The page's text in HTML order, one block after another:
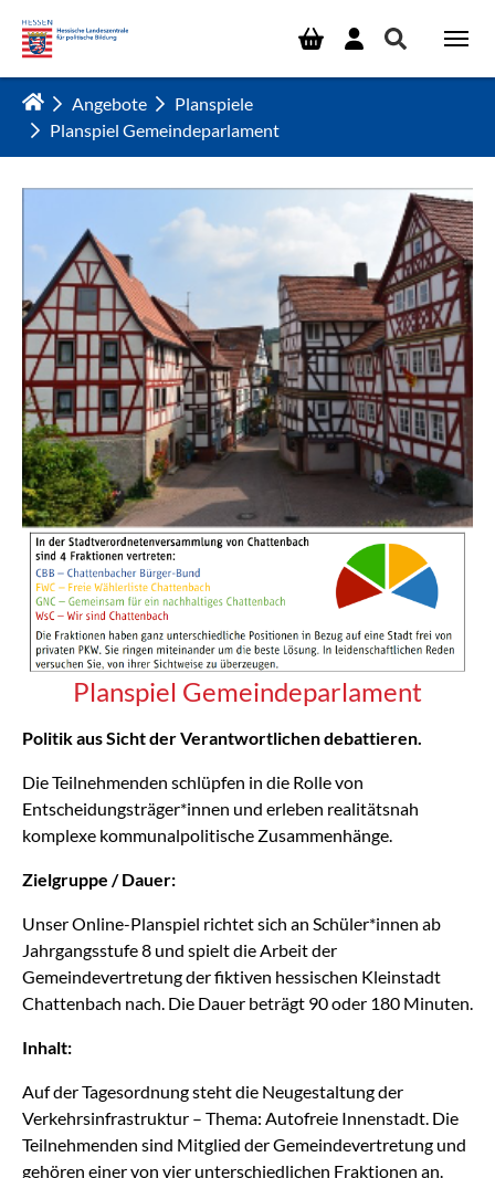
Zum Hauptinhalt springen
Angebote
Planspiele
Planspiel Gemeindeparlament
Planspiel Gemeindeparlament
Politik aus Sicht der Verantwortlichen debattieren.
Die Teilneh­menden schlüpfen in die Rolle von
Entscheidungsträger*innen und erleben realitätsnah
komplexe kommunalpolitische Zusammenhänge.
Zielgruppe / Dauer:
Unser Online-Planspiel richtet sich an Schüler*innen ab
Jahrgangsstufe 8 und spielt die Arbeit der
Gemeindevertretung der fiktiven hessischen Kleinstadt
Chattenbach nach. Die Dauer beträgt 90 oder 180 Minuten.
Inhalt:
Auf der Tagesordnung steht die Neugestaltung der
Verkehrsinfrastruktur – Thema: Autofreie Innenstadt. Die
Teilnehmenden sind Mitglied der Gemeindevertretung und
gehören einer von vier unterschiedlichen Fraktionen an.